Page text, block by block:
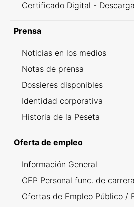
Certificado Digital -
Prensa
Noticias en los medios
Notas de prensa
Dossieres disponibles
Identidad corporativa
Historia de la Peseta
Oferta de empleo
Información General
OEP Personal func. de
Ofertas de Empleo Público /